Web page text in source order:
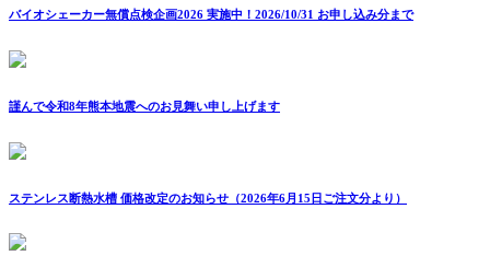
バイオシェーカー無償点検企画2026 実施中！2026/10/31 お申し込み分まで
謹んで令和8年熊本地震へのお見舞い申し上げます
ステンレス断熱水槽 価格改定のお知らせ（2026年6月15日ご注文分より）